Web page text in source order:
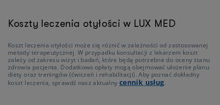
Koszty leczenia otyłości w LUX MED
Koszt leczenia otyłości może się różnić w zależności od zastosowanej
metody terapeutycznej. W przypadku konsultacji z lekarzem koszt
zależy od zakresu wizyt i badań, które będą potrzebne do oceny stanu
zdrowia pacjenta. Dodatkowo opłaty mogą obejmować ułożenie planu
diety oraz treningów (ćwiczeń i rehabilitacji). Aby poznać dokładny
koszt leczenia, sprawdź nasz aktualny cennik usług.